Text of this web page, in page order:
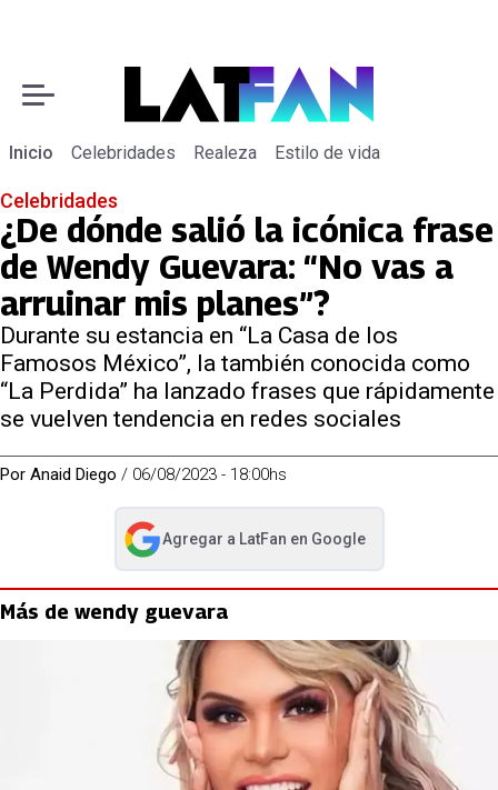
Inicio Celebridades Realeza Estilo de vida
Celebridades
¿De dónde salió la icónica frase
de Wendy Guevara: “No vas a
arruinar mis planes”?
Durante su estancia en “La Casa de los
Famosos México”, la también conocida como
“La Perdida” ha lanzado frases que rápidamente
se vuelven tendencia en redes sociales
Por Anaid Diego / 06/08/2023 - 18:00hs
Agregar a LatFan en Google
abre en nueva pestaña
Más de wendy guevara